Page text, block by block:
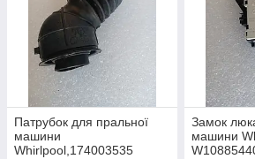
Патрубок для пральної
машини
Whirlpool,174003535
Замок
машини